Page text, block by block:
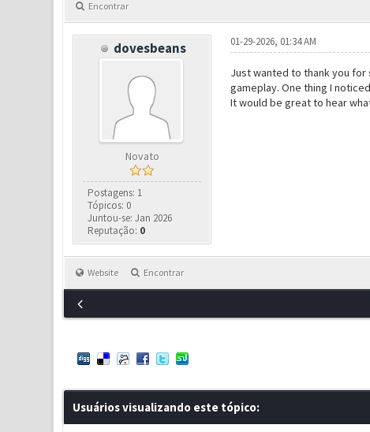
Encontrar
dovesbeans
Novato
Postagens: 1
Tópicos: 0
Juntou-se: Jan 2026
Reputação: 0
01-29-2026, 01:34 AM
Just wanted to thank you for
gameplay. One thing I
It would be great to hear
Website Encontrar
Usuários visualizando este tópico: